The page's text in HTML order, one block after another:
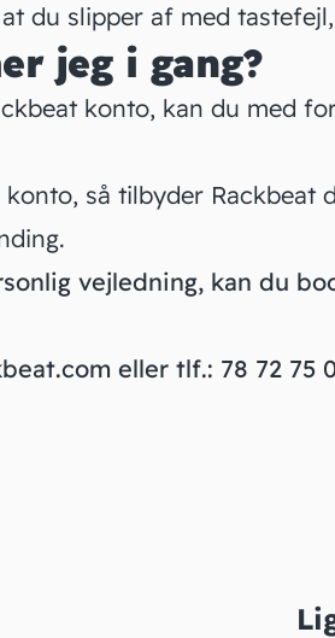
du slipper af med
jeg i gang?
konto, kan du med
så tilbyder Rackbeat
vejledning, kan du
eller tlf.: 78 72 75